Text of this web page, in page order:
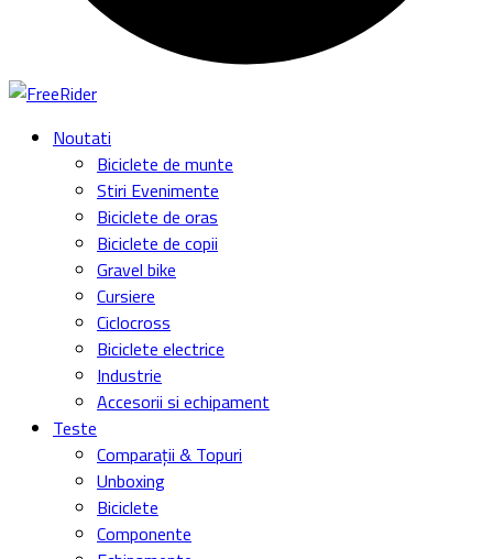
Noutati
Biciclete de munte
Stiri Evenimente
Biciclete de oras
Biciclete de copii
Gravel bike
Cursiere
Ciclocross
Biciclete electrice
Industrie
Accesorii si echipament
Teste
Comparații & Topuri
Unboxing
Biciclete
Componente